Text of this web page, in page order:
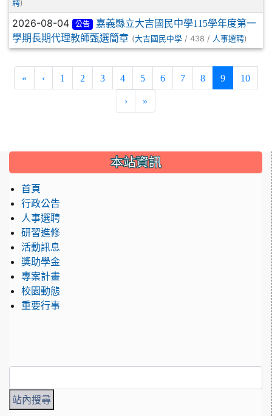
聘)
2026-08-04 公告
嘉義縣立大吉國民中學115學年度第一
學期長期代理教師甄選簡章 (大吉國民中學 / 438 / 人事選聘)
« ‹ 1 2 3 4 5 6 7 8 9(current)
10
› »
::: 本站資訊
首頁
行政公告
人事選聘
研習進修
活動訊息
獎助學金
專案計畫
校園動態
重要行事